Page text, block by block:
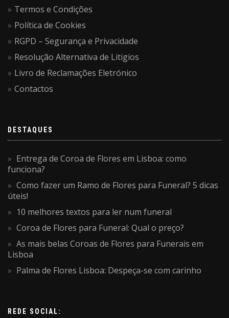
Termos e Condições
Política de Cookies
RGPD – Segurança e Privacidade
Resolução Alternativa de Litigios
Livro de Reclamações Eletrónico
Contactos
DESTAQUES
Entrega de Coroa de Flores em Lisboa: como
funciona?
Como fazer um Ramo de Flores para Funeral? 5 dicas
úteis!
10 melhores textos para ler num funeral
Coroa de Flores para Funeral: Qual o preço?
As mais belas Coroas de Flores para Funerais em
Lisboa
Palma de Flores Lisboa: Despeça-se com carinho
REDE SOCIAL: